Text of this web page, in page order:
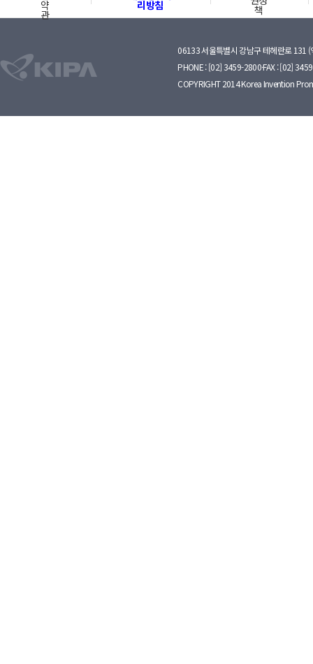
약
관
리방침 책
06133 서울특별시 강남구 테헤란로 131 (
PHONE : [02] 3459-2800·FAX : [02]
COPYRIGHT 2014 Korea Invention